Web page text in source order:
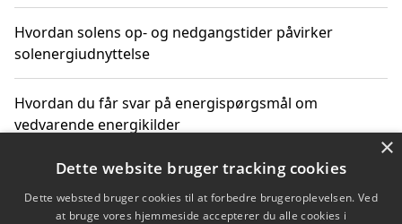
Hvordan solens op- og nedgangstider påvirker
solenergiudnyttelse
Hvordan du får svar på energispørgsmål om
vedvarende energikilder
Copyright 2026 - Pilanto Aps
×
Dette website bruger tracking cookies
Dette websted bruger cookies til at forbedre brugeroplevelsen. Ved
at bruge vores hjemmeside accepterer du alle cookies i